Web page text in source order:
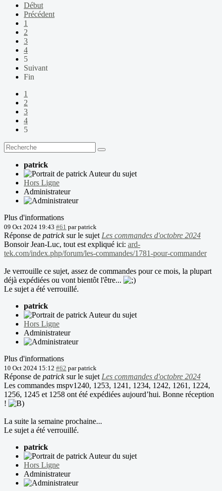
Début
Précédent
1
2
3
4
5
Suivant
Fin
1
2
3
4
5
patrick
Auteur du sujet
Hors Ligne
Administrateur
Plus d'informations
09 Oct 2024 19:43 #61 parpatrick
Réponse de patricksur le sujet Les commandes d'octobre 2024
Bonsoir Jean-Luc, tout est expliqué ici: ard-
tek.com/index.php/forum/les-commandes/1781-pour-commander
Je verrouille ce sujet, assez de commandes pour ce mois, la plupart
déjà expédiées ou vont bientôt l'être...
Le sujet a été verrouillé.
patrick
Auteur du sujet
Hors Ligne
Administrateur
Plus d'informations
10 Oct 2024 15:12 #62 parpatrick
Réponse de patricksur le sujet Les commandes d'octobre 2024
Les commandes mspv1240, 1253, 1241, 1234, 1242, 1261, 1224,
1256, 1245 et 1258 ont été expédiées aujourd’hui. Bonne réception
!
La suite la semaine prochaine...
Le sujet a été verrouillé.
patrick
Auteur du sujet
Hors Ligne
Administrateur